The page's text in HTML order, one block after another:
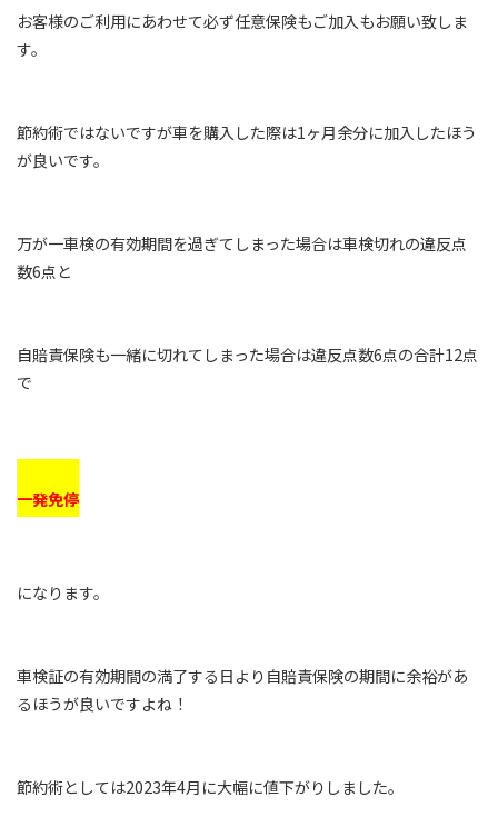
お客様のご利用にあわせて必ず任意保険もご加入もお願い致しま
す。
節約術ではないですが車を購入した際は1ヶ月余分に加入したほう
が良いです。
万が一車検の有効期間を過ぎてしまった場合は車検切れの違反点
数6点と
自賠責保険も一緒に切れてしまった場合は違反点数6点の合計12点
で
一発免停
になります。
車検証の有効期間の満了する日より自賠責保険の期間に余裕があ
るほうが良いですよね！
節約術としては2023年4月に大幅に値下がりしました。